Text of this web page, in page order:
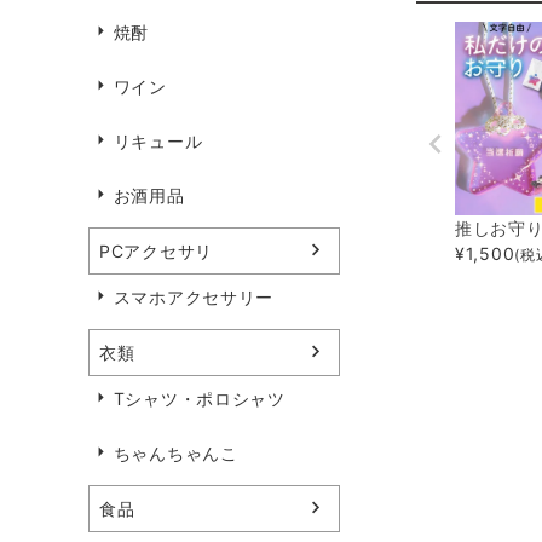
焼酎
ワイン
リキュール
お酒用品
PCアクセサリ
スマホアクセサリー
衣類
Tシャツ・ポロシャツ
ちゃんちゃんこ
食品
推しお守
¥1,500(税